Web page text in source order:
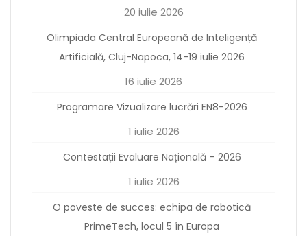
20 iulie 2026
Olimpiada Central Europeană de Inteligență
Artificială, Cluj-Napoca, 14-19 iulie 2026
16 iulie 2026
Programare Vizualizare lucrări EN8-2026
1 iulie 2026
Contestații Evaluare Națională – 2026
1 iulie 2026
O poveste de succes: echipa de robotică
PrimeTech, locul 5 în Europa